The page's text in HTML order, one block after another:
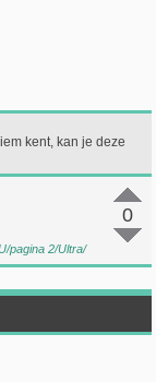
kent, kan je deze
0
pagina 2/Ultra/